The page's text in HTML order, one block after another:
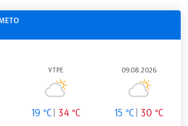
УТРЕ
19 °C 34 °C
09.08.2026
15 °C 30 °C